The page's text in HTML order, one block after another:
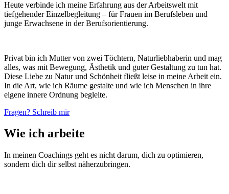
Heute verbinde ich meine Erfahrung aus der Arbeitswelt mit
tiefgehender Einzelbegleitung – für Frauen im Berufsleben und
junge Erwachsene in der Berufsorientierung.
Privat bin ich Mutter von zwei Töchtern, Naturliebhaberin und mag
alles, was mit Bewegung, Ästhetik und guter Gestaltung zu tun hat.
Diese Liebe zu Natur und Schönheit fließt leise in meine Arbeit ein.
In die Art, wie ich Räume gestalte und wie ich Menschen in ihre
eigene innere Ordnung begleite.
Fragen? Schreib mir
Wie ich arbeite
In meinen Coachings geht es nicht darum, dich zu optimieren,
sondern dich dir selbst näherzubringen.